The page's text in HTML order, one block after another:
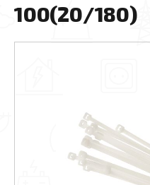
100(20/180)